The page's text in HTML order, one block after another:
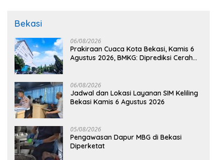
Bekasi
06/08/2026
Prakiraan Cuaca Kota Bekasi, Kamis 6
Agustus 2026, BMKG: Diprediksi Cerah
06/08/2026
Jadwal dan Lokasi Layanan SIM Keliling
Bekasi Kamis 6 Agustus 2026
05/08/2026
Pengawasan Dapur MBG di Bekasi
Diperketat